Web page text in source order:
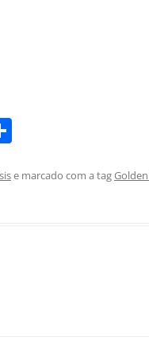
ar
e marcado com a tag